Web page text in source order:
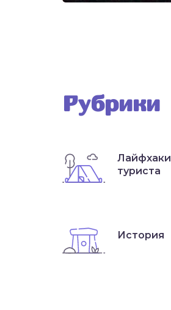
Рубрики
Лайфхаки
туриста
История